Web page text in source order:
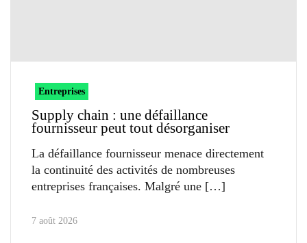
Entreprises
Supply chain : une défaillance
fournisseur peut tout désorganiser
La défaillance fournisseur menace directement
la continuité des activités de nombreuses
entreprises françaises. Malgré une
7 août 2026